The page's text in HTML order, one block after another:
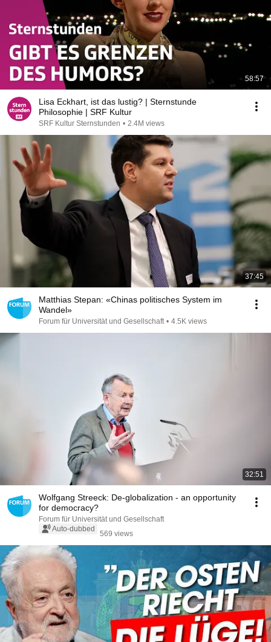
58:57
Lisa Eckhart, ist das lustig? | Sternstunde
Philosophie | SRF Kultur
SRF Kultur Sternstunden • 2.4M views
37:45
Matthias Stepan: «Chinas politisches System im
Wandel»
Forum für Universität und Gesellschaft • 4.5K views
32:51
Wolfgang Streeck: De-globalization - an opportunity
for democracy?
Forum für Universität und Gesellschaft
Auto-dubbed
569 views